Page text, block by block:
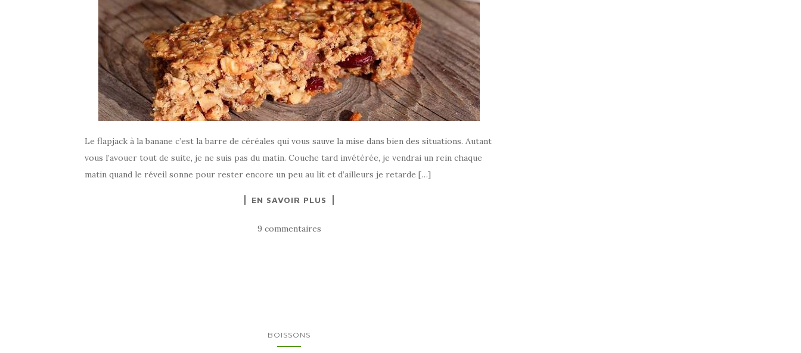
Le flapjack à la banane c’est la barre de céréales qui vous sauve la mise dans bien des situations. Autant
vous l’avouer tout de suite, je ne suis pas du matin. Couche tard invétérée, je vendrai un rein chaque
matin quand le réveil sonne pour rester encore un peu au lit et d’ailleurs je retarde […]
EN SAVOIR PLUS
9 commentaires
BOISSONS